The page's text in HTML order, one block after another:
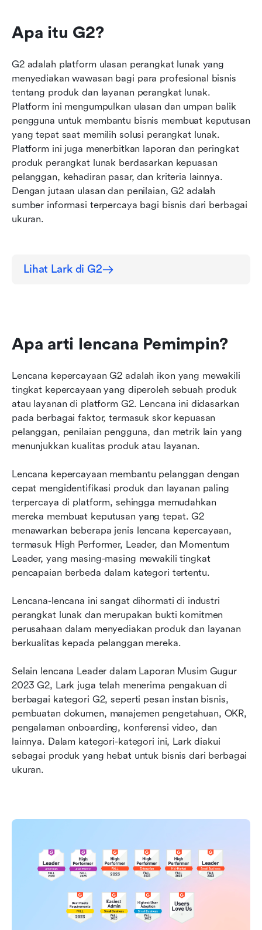
Apa itu G2?
G2 adalah platform ulasan perangkat lunak yang
menyediakan wawasan bagi para profesional bisnis
tentang produk dan layanan perangkat lunak.
Platform ini mengumpulkan ulasan dan umpan balik
pengguna untuk membantu bisnis membuat keputusan
yang tepat saat memilih solusi perangkat lunak.
Platform ini juga menerbitkan laporan dan peringkat
produk perangkat lunak berdasarkan kepuasan
pelanggan, kehadiran pasar, dan kriteria lainnya.
Dengan jutaan ulasan dan penilaian, G2 adalah
sumber informasi terpercaya bagi bisnis dari berbagai
ukuran.
Lihat Lark di G2
Apa arti lencana Pemimpin?
Lencana kepercayaan G2 adalah ikon yang mewakili
tingkat kepercayaan yang diperoleh sebuah produk
atau layanan di platform G2. Lencana ini didasarkan
pada berbagai faktor, termasuk skor kepuasan
pelanggan, penilaian pengguna, dan metrik lain yang
menunjukkan kualitas produk atau layanan.
Lencana kepercayaan membantu pelanggan dengan
cepat mengidentifikasi produk dan layanan paling
terpercaya di platform, sehingga memudahkan
mereka membuat keputusan yang tepat. G2
menawarkan beberapa jenis lencana kepercayaan,
termasuk High Performer, Leader, dan Momentum
Leader, yang masing-masing mewakili tingkat
pencapaian berbeda dalam kategori tertentu.
Lencana-lencana ini sangat dihormati di industri
perangkat lunak dan merupakan bukti komitmen
perusahaan dalam menyediakan produk dan layanan
berkualitas kepada pelanggan mereka.
Selain lencana Leader dalam Laporan Musim Gugur
2023 G2, Lark juga telah menerima pengakuan di
berbagai kategori G2, seperti pesan instan bisnis,
pembuatan dokumen, manajemen pengetahuan, OKR,
pengalaman onboarding, konferensi video, dan
lainnya. Dalam kategori-kategori ini, Lark diakui
sebagai produk yang hebat untuk bisnis dari berbagai
ukuran.